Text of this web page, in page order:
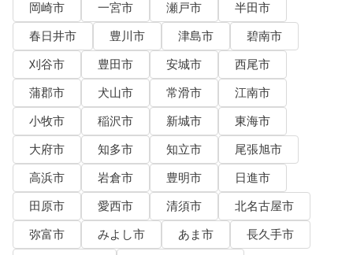
岡崎市
一宮市 瀬戸市
半田市
春日井市
豊川市 津島市
碧南市
刈谷市
豊田市 安城市
西尾市
蒲郡市
犬山市 常滑市
江南市
小牧市
稲沢市 新城市
東海市
大府市
知多市 知立市
尾張旭市
高浜市
岩倉市 豊明市
日進市
田原市
愛西市 清須市
北名古屋市
弥富市
みよし市 あま市
長久手市